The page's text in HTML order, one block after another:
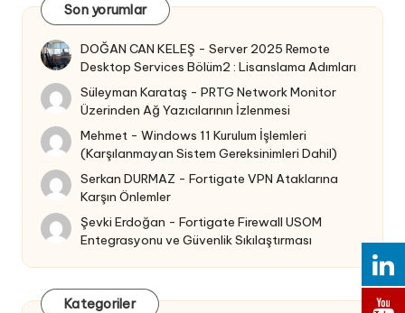
Son yorumlar
DOĞAN CAN KELEŞ -Server 2025 Remote
Desktop Services Bölüm2 : Lisanslama Adımları
Süleyman Karataş -PRTG Network Monitor
Üzerinden Ağ Yazıcılarının İzlenmesi
Mehmet -Windows 11 Kurulum İşlemleri
(Karşılanmayan Sistem Gereksinimleri Dahil)
Serkan DURMAZ -Fortigate VPN Ataklarına
Karşın Önlemler
Şevki Erdoğan -Fortigate Firewall USOM
Entegrasyonu ve Güvenlik Sıkılaştırması
Kategoriler